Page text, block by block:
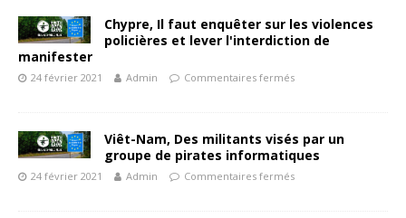
Chypre, Il faut enquêter sur les violences
policières et lever l'interdiction de
manifester
24 février 2021 Admin Commentaires fermés
Viêt-Nam, Des militants visés par un
groupe de pirates informatiques
24 février 2021 Admin Commentaires fermés